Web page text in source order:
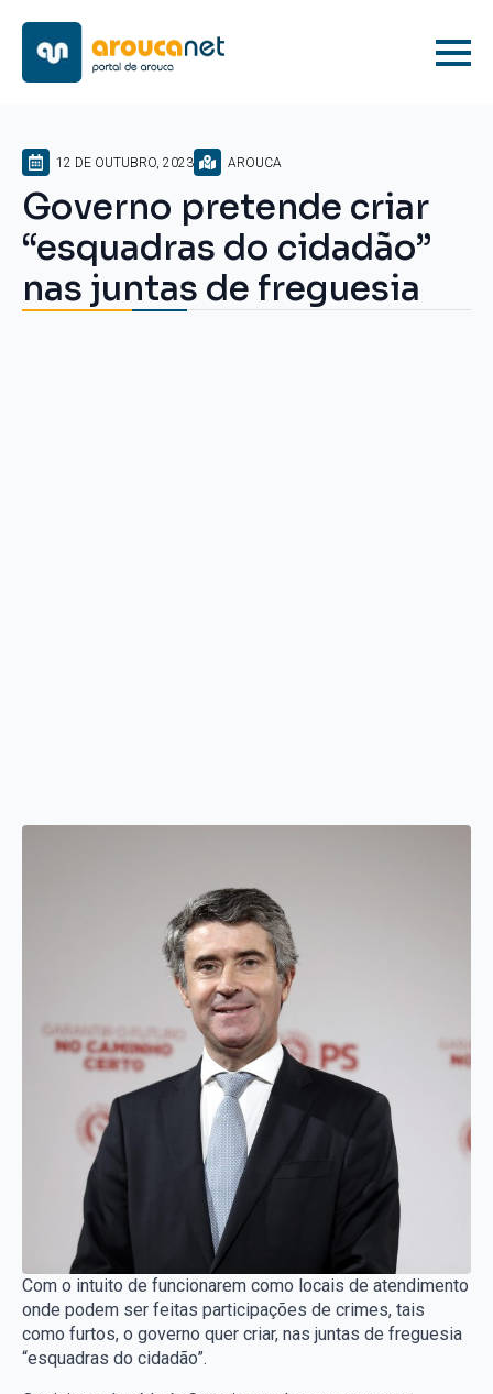
12 DE OUTUBRO, 2023 AROUCA
Governo pretende criar
“esquadras do cidadão”
nas juntas de freguesia
Com o intuito de funcionarem como locais de atendimento
onde podem ser feitas participações de crimes, tais
como furtos, o governo quer criar, nas juntas de freguesia
“esquadras do cidadão”.